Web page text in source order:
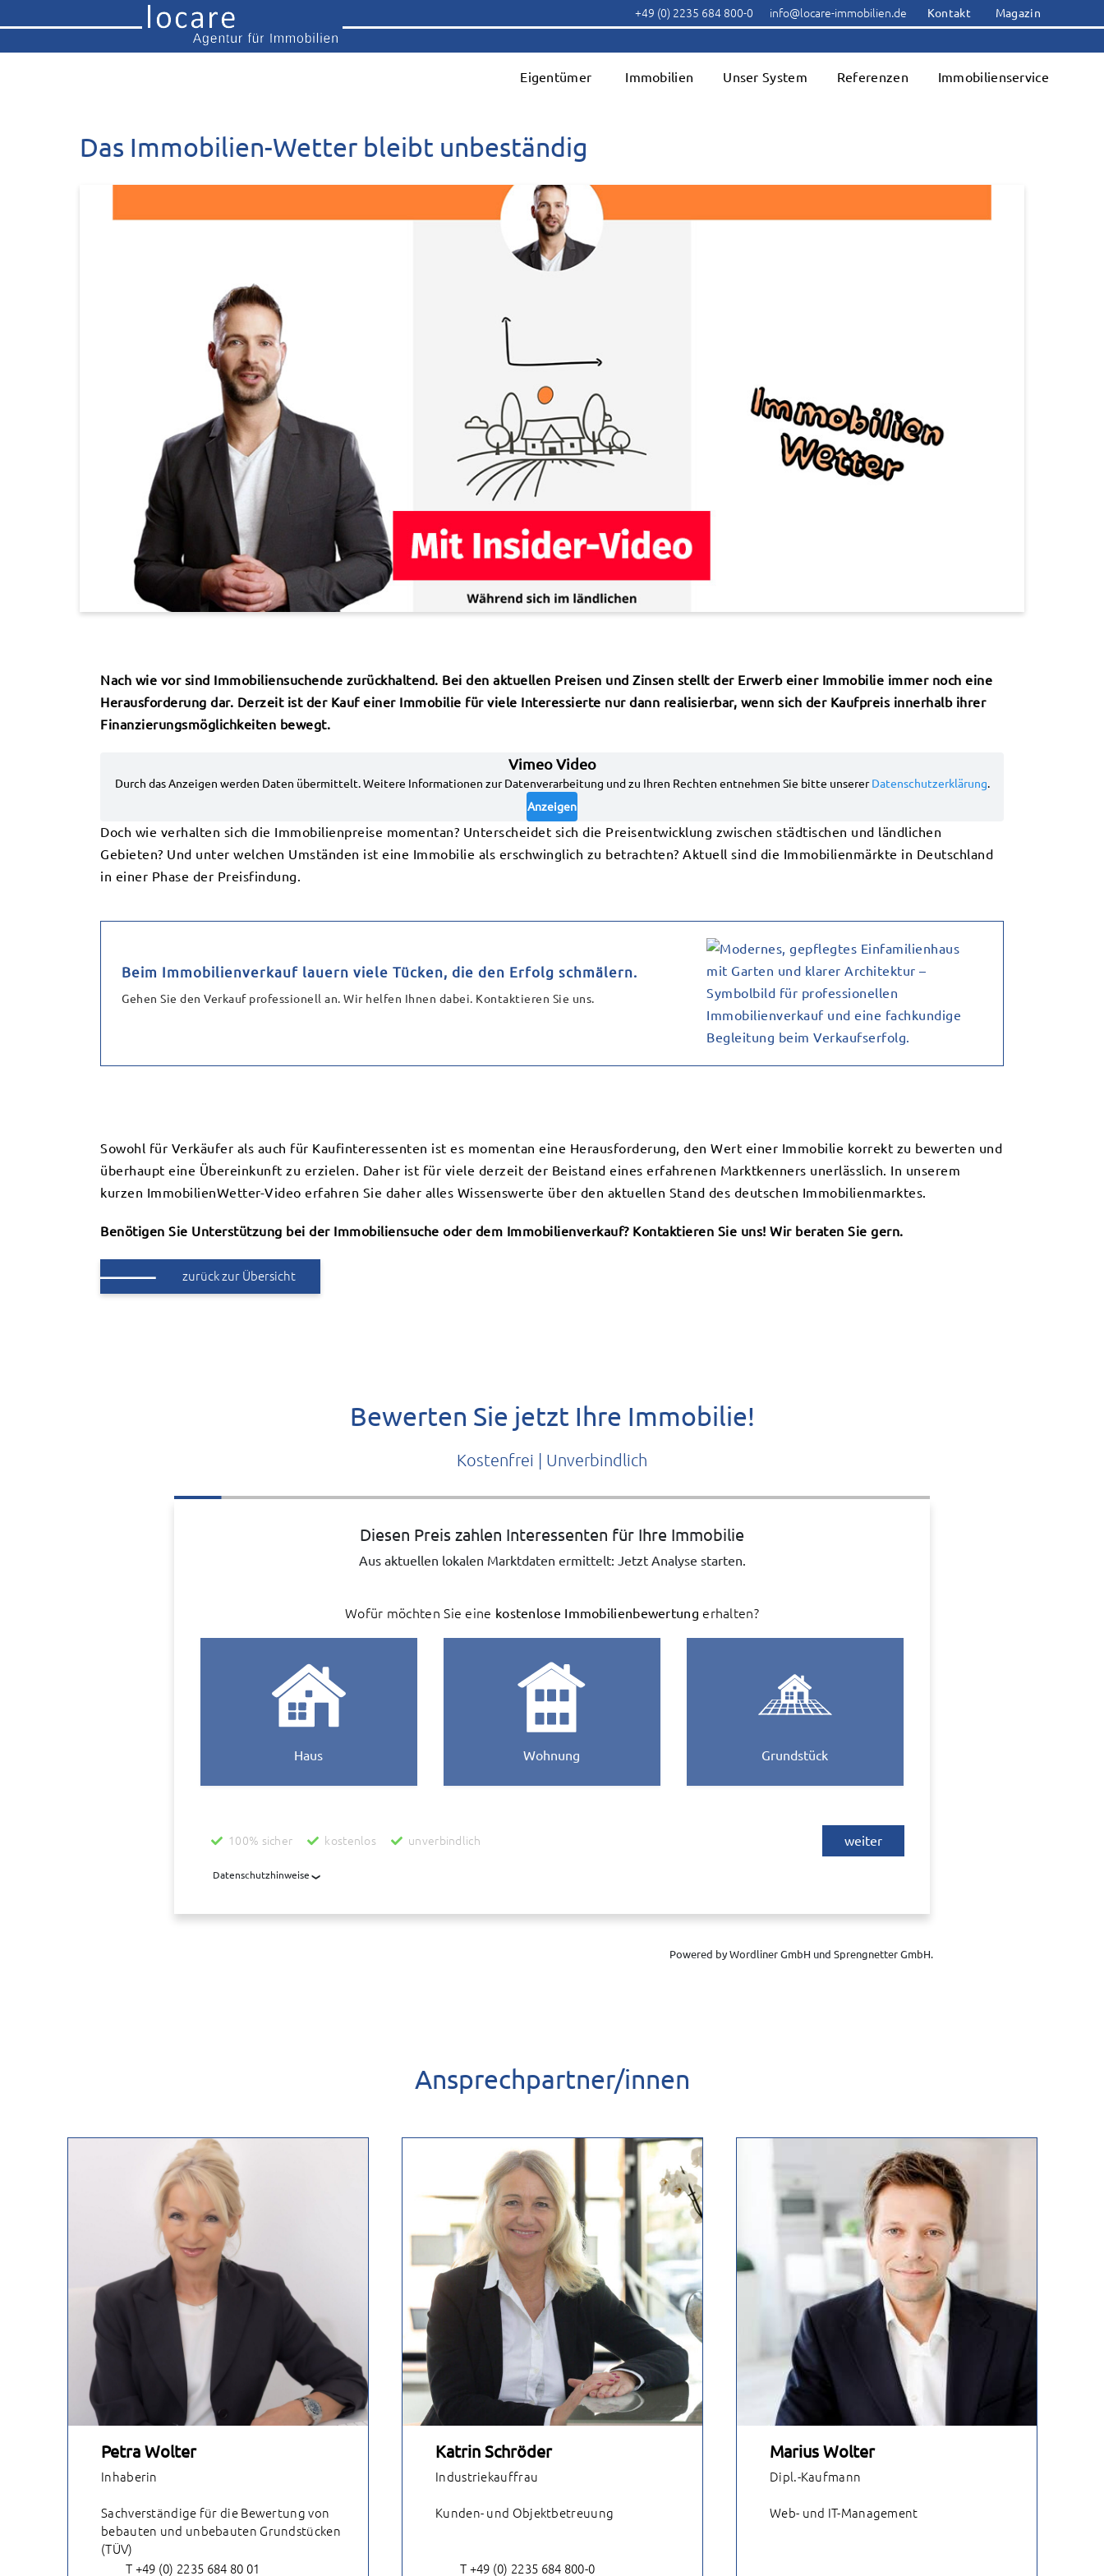
Magazin
Kontakt
+49 (0) 2235 684 800-0 info@locare-immobilien.de
Eigentümer Immobilien Unser System Referenzen Immobilienservice
Das Immobilien-Wetter bleibt unbeständig
Nach wie vor sind Immobiliensuchende zurückhaltend. Bei den aktuellen Preisen und Zinsen stellt der Erwerb einer Immobilie immer noch eine
Herausforderung dar. Derzeit ist der Kauf einer Immobilie für viele Interessierte nur dann realisierbar, wenn sich der Kaufpreis innerhalb ihrer
Finanzierungsmöglichkeiten bewegt.
Doch wie verhalten sich die Immobilienpreise momentan? Unterscheidet sich die Preisentwicklung zwischen städtischen und ländlichen
Gebieten? Und unter welchen Umständen ist eine Immobilie als erschwinglich zu betrachten? Aktuell sind die Immobilienmärkte in Deutschland
in einer Phase der Preisfindung.
Beim Immobilienverkauf lauern viele Tücken, die den Erfolg schmälern.
Gehen Sie den Verkauf professionell an. Wir helfen Ihnen dabei. Kontaktieren Sie uns.
Sowohl für Verkäufer als auch für Kaufinteressenten ist es momentan eine Herausforderung, den Wert einer Immobilie korrekt zu bewerten und
überhaupt eine Übereinkunft zu erzielen. Daher ist für viele derzeit der Beistand eines erfahrenen Marktkenners unerlässlich. In unserem
kurzen ImmobilienWetter-Video erfahren Sie daher alles Wissenswerte über den aktuellen Stand des deutschen Immobilienmarktes.
Benötigen Sie Unterstützung bei der Immobiliensuche oder dem Immobilienverkauf? Kontaktieren Sie uns! Wir beraten Sie gern.
zurück zur Übersicht
Bewerten Sie jetzt Ihre Immobilie!
Kostenfrei | Unverbindlich
Diesen Preis zahlen Interessenten für Ihre Immobilie
Aus aktuellen lokalen Marktdaten ermittelt: Jetzt Analyse starten.
Wofür möchten Sie eine kostenlose Immobilienbewertung erhalten?
Haus Wohnung Grundstück
100% sicher kostenlos unverbindlich weiter
Datenschutzhinweise
übermittelt. Diese Daten werden zur Verbesserung des bereit gestellten Systems genutzt und anonymisiert zu statistischen Zwecken im System weiter
Powered by Wordliner GmbH und Sprengnetter GmbH.
Ansprechpartner/innen
Petra Wolter
Inhaberin
Sachverständige für die Bewertung von
bebauten und unbebauten Grundstücken
(TÜV)
T +49 (0) 2235 684 80 01
Katrin Schröder
Industriekauffrau
Kunden- und Objektbetreuung
T +49 (0) 2235 684 800-0
Marius Wolter
Dipl.-Kaufmann
Web- und IT-Management